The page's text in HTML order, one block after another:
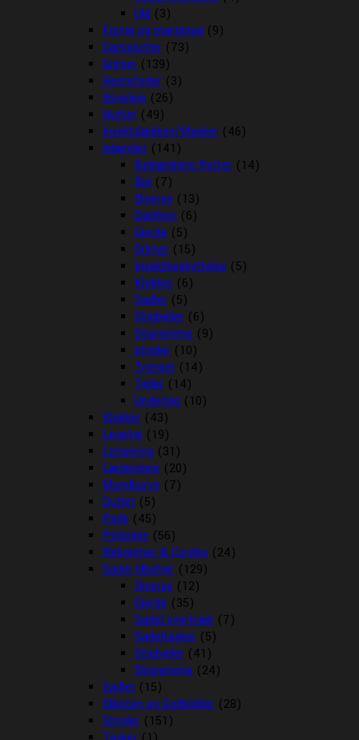
Uld (3)
Fortøj og martingal (9)
Gamascher (73)
Grimer (139)
Hestefoder (3)
Hovpleje (26)
Hutter (49)
Insektdækken/Masker (46)
Islænder (141)
Beklædning Rytter (14)
Bid (7)
Diverse (13)
Dækken (6)
Gjorde (5)
Grimer (15)
Insektbeskyttelse (5)
Klokker (6)
Sadler (5)
Stigbøjler (6)
Stigremme (9)
strigler (10)
Trenser (14)
Tøjler (14)
Underlag (10)
Klokker (43)
Legetøj (19)
Longering (31)
Læderpleje (20)
Mundkurve (7)
Outlet (5)
Pads (45)
Pelspleje (56)
Rebgrimer & Cordeo (24)
Sadel tilbehør (129)
Diverse (12)
Gjorde (35)
Sadel overtræk (7)
Sadeltasker (5)
Stigbøjler (41)
Stigremme (24)
Sadler (15)
Sliksten og Godbidder (28)
Strigler (151)